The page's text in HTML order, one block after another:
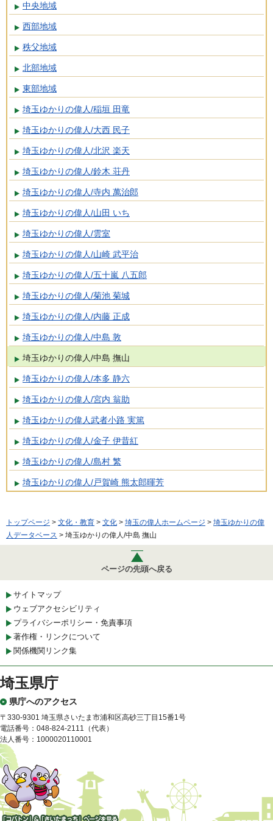
中央地域
西部地域
秩父地域
北部地域
東部地域
埼玉ゆかりの偉人/稲垣 田竜
埼玉ゆかりの偉人/大西 民子
埼玉ゆかりの偉人/北沢 楽天
埼玉ゆかりの偉人/鈴木 荘丹
埼玉ゆかりの偉人/寺内 萬治郎
埼玉ゆかりの偉人/山田 いち
埼玉ゆかりの偉人/雲室
埼玉ゆかりの偉人/山崎 武平治
埼玉ゆかりの偉人/五十嵐 八五郎
埼玉ゆかりの偉人/菊池 菊城
埼玉ゆかりの偉人/内藤 正成
埼玉ゆかりの偉人/中島 敦
埼玉ゆかりの偉人/中島 撫山
埼玉ゆかりの偉人/本多 静六
埼玉ゆかりの偉人/宮内 翁助
埼玉ゆかりの偉人武者小路 実篤
埼玉ゆかりの偉人/金子 伊昔紅
埼玉ゆかりの偉人/島村 繁
埼玉ゆかりの偉人/戸賀崎 熊太郎暉芳
トップページ > 文化・教育 > 文化 > 埼玉の偉人ホームページ > 埼玉ゆかりの偉
人データベース > 埼玉ゆかりの偉人/中島 撫山
ページの先頭へ戻る
サイトマップ
ウェブアクセシビリティ
プライバシーポリシー・免責事項
著作権・リンクについて
関係機関リンク集
埼玉県庁
県庁へのアクセス
〒330-9301 埼玉県さいたま市浦和区高砂三丁目15番1号
電話番号：048-824-2111（代表）
法人番号：1000020110001